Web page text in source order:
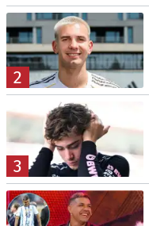
2
3